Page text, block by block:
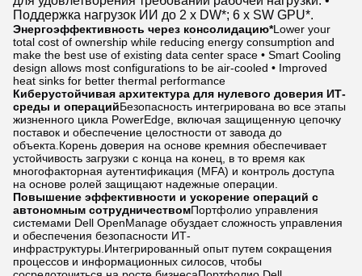
Поддержка нагрузок ИИ до 2 x DW*; 6 x SW GPU*.
Энергоэффективность через консолидацию*Lower your
total cost of ownership while reducing energy consumption and
make the best use of existing data center space • Smart Cooling
design allows most configurations to be air-cooled • Improved
heat sinks for better thermal performance
Киберустойчивая архитектура для нулевого доверия ИТ-
среды и операцийБезопасность интегрирована во все этапы
жизненного цикла PowerEdge, включая защищенную цепочку
поставок и обеспечение целостности от завода до
объекта.Корень доверия на основе кремния обеспечивает
устойчивость загрузки с конца на конец, в то время как
многофакторная аутентификация (MFA) и контроль доступа
на основе ролей защищают надежные операции.
Повышение эффективности и ускорение операций с
автономным сотрудничествомПортфолио управления
системами Dell OpenManage обуздает сложность управления
и обеспечения безопасности ИТ-
инфраструктуры.Интегрированный опыт путем сокращения
процессов и информационных силосов, чтобы